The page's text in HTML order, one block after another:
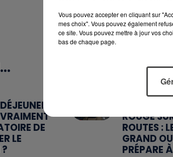
:
DE
LE
ROUGE
ROUTES :
GRAND
PRÉPARE
Vous pouvez accepter en cliquant sur
mes choix". Vous pouvez également
ce site. Vous pouvez mettre à jour vos
bas de chaque page.